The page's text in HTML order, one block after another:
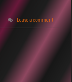
Leave a comment